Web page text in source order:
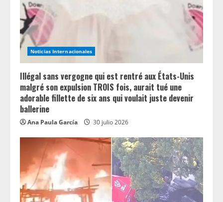
d
i
n
g
Noticias Internacionales
Illégal sans vergogne qui est rentré aux États-Unis
malgré son expulsion TROIS fois, aurait tué une
adorable fillette de six ans qui voulait juste devenir
ballerine
Ana Paula García 30 julio 2026